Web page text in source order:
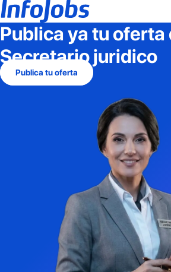
Publica ya tu oferta
Secretario juridico
Publica tu oferta